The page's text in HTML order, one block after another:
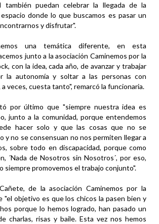
también puedan celebrar la llegada de la
donde lo que buscamos es pasar un
y disfrutar".
una temática diferente, en esta
junto a la asociación Caminemos por la
con la idea, cada año, de avanzar y trabajar
la autonomía y soltar a las personas con
veces, cuesta tanto", remarcó la funcionaria.
por último que "siempre nuestra idea es
junto a la comunidad, porque entendemos
hacer solo y que las cosas que no se
y no se consensuan no nos permiten llegar a
sobre todo en discapacidad, porque como
´Nada de Nosotros sin Nosotros´, por eso,
siempre promovemos el trabajo conjunto".
de la asociación Caminemos por la
"el objetivo es que los chicos la pasen bien y
porque lo hemos logrado, han pasado un
charlas, risas y baile. Esta vez nos hemos